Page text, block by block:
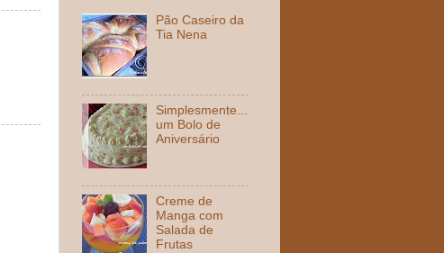
Pão Caseiro da
Tia Nena
Simplesmente...
um Bolo de
Aniversário
Creme de
Manga com
Salada de
Frutas